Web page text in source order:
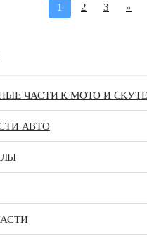
1 2 3 »
ЧАСТИ К МОТО И
АВТО